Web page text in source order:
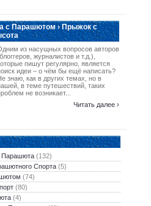
с Парашютом › Прыжок с
из насущных вопросов авторов
журналистов и т.д.),
пишут регулярно, является
идеи – о чём бы ещё написать?
знаю, как в других темах, но в
в теме путешествий, таких
не возникает...
Читать далее ›
Парашюта (132)
Спорта (5)
(74)
(80)
(4)